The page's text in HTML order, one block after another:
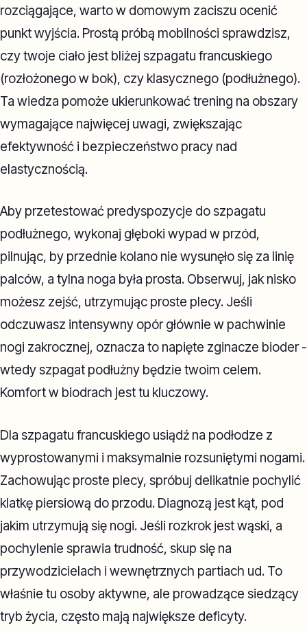
rozciągające, warto w domowym zaciszu ocenić
punkt wyjścia. Prostą próbą mobilności sprawdzisz,
czy twoje ciało jest bliżej szpagatu francuskiego
(rozłożonego w bok), czy klasycznego (podłużnego).
Ta wiedza pomoże ukierunkować trening na obszary
wymagające najwięcej uwagi, zwiększając
efektywność i bezpieczeństwo pracy nad
elastycznością.
Aby przetestować predyspozycje do szpagatu
podłużnego, wykonaj głęboki wypad w przód,
pilnując, by przednie kolano nie wysunęło się za linię
palców, a tylna noga była prosta. Obserwuj, jak nisko
możesz zejść, utrzymując proste plecy. Jeśli
odczuwasz intensywny opór głównie w pachwinie
nogi zakrocznej, oznacza to napięte zginacze bioder -
wtedy szpagat podłużny będzie twoim celem.
Komfort w biodrach jest tu kluczowy.
Dla szpagatu francuskiego usiądź na podłodze z
wyprostowanymi i maksymalnie rozsuniętymi nogami.
Zachowując proste plecy, spróbuj delikatnie pochylić
klatkę piersiową do przodu. Diagnozą jest kąt, pod
jakim utrzymują się nogi. Jeśli rozkrok jest wąski, a
pochylenie sprawia trudność, skup się na
przywodzicielach i wewnętrznych partiach ud. To
właśnie tu osoby aktywne, ale prowadzące siedzący
tryb życia, często mają największe deficyty.